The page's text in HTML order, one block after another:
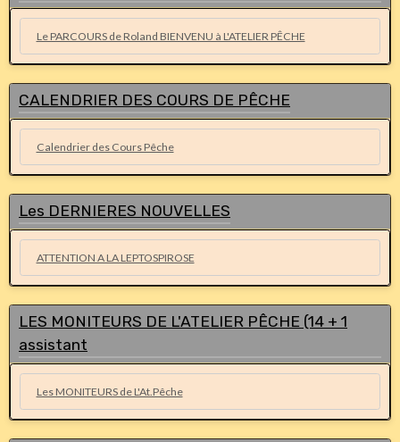
Le PARCOURS de Roland BIENVENU à L'ATELIER PÊCHE
CALENDRIER DES COURS DE PÊCHE
Calendrier des Cours Pêche
Les DERNIERES NOUVELLES
ATTENTION A LA LEPTOSPIROSE
LES MONITEURS DE L'ATELIER PÊCHE (14 + 1
assistant
Les MONITEURS de L'At.Pêche